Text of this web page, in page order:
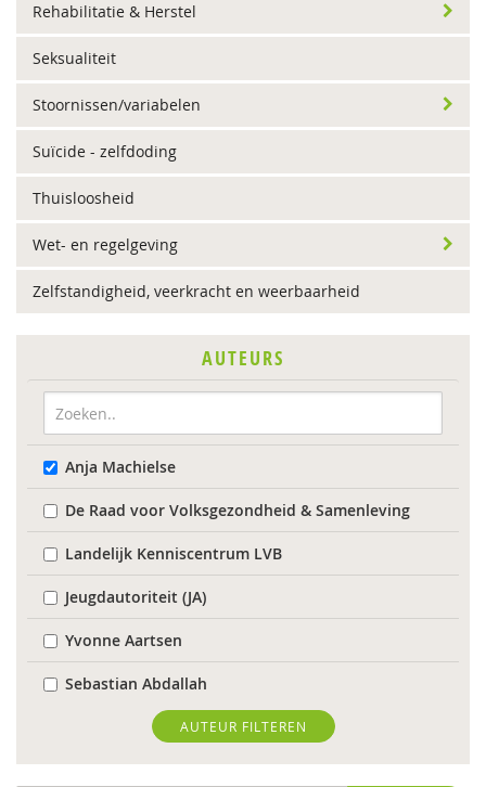
Rehabilitatie & Herstel
Seksualiteit
Stoornissen/variabelen
Suïcide - zelfdoding
Thuisloosheid
Wet- en regelgeving
Zelfstandigheid, veerkracht en weerbaarheid
AUTEURS
Anja Machielse
De Raad voor Volksgezondheid & Samenleving
Landelijk Kenniscentrum LVB
Jeugdautoriteit (JA)
Yvonne Aartsen
Sebastian Abdallah
Anne Addink
Marcel van Aken
AUTEUR FILTEREN